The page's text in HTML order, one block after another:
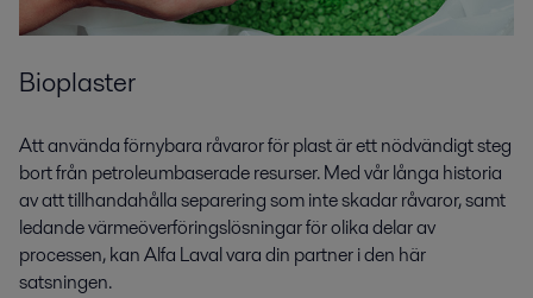
Bioplaster
Att använda förnybara råvaror för plast är ett nödvändigt steg
bort från petroleumbaserade resurser. Med vår långa historia
av att tillhandahålla separering som inte skadar råvaror, samt
ledande värmeöverföringslösningar för olika delar av
processen, kan Alfa Laval vara din partner i den här
satsningen.